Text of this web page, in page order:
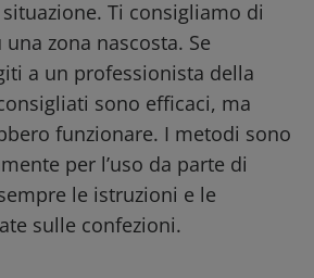
Ti consigliamo di
zona nascosta. Se
a un professionista della
sono efficaci, ma
funzionare. I metodi sono
per l’uso da parte di
le istruzioni e le
sulle confezioni.